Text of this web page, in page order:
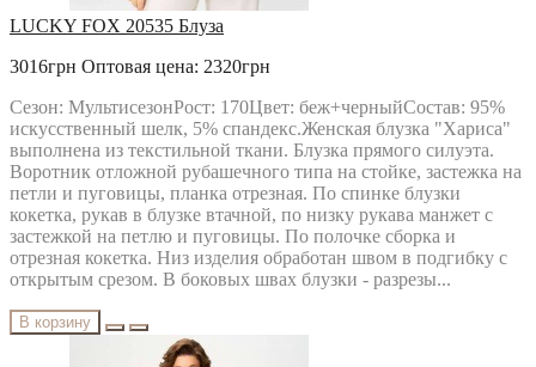
LUCKY FOX 20535 Блуза
3016грн Оптовая цена: 2320грн
Сезон: МультисезонРост: 170Цвет: беж+черныйСостав: 95%
искусственный шелк, 5% спандекс.Женская блузка "Хариса"
выполнена из текстильной ткани. Блузка прямого силуэта.
Воротник отложной рубашечного типа на стойке, застежка на
петли и пуговицы, планка отрезная. По спинке блузки
кокетка, рукав в блузке втачной, по низку рукава манжет с
застежкой на петлю и пуговицы. По полочке сборка и
отрезная кокетка. Низ изделия обработан швом в подгибку с
открытым срезом. В боковых швах блузки - разрезы...
В корзину